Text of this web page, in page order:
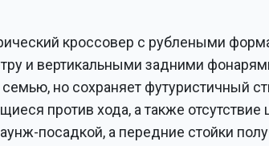
кроссовер с рублеными
и вертикальными задними
но сохраняет футуристичный
против хода, а также отсутствие
посадкой, а передние стойки